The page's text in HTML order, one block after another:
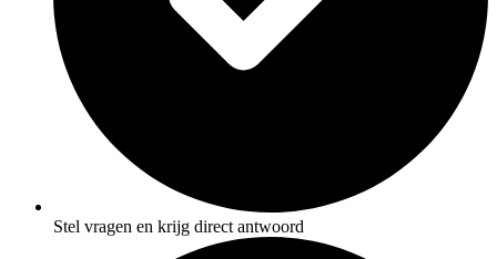
Stel vragen en krijg direct antwoord